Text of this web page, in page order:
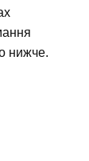
нижче.